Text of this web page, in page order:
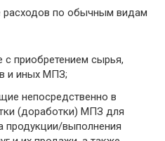
по обычным видам
приобретением сырья,
и иных МПЗ;
непосредственно в
(доработки) МПЗ для
продукции/выполнения